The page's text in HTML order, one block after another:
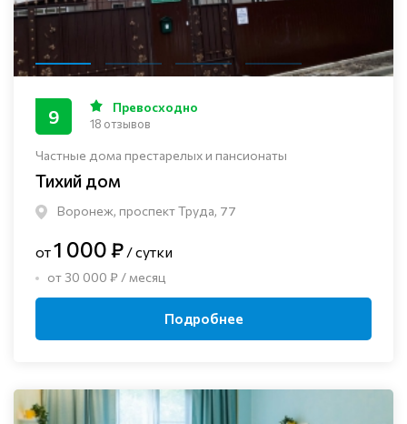
Частные дома престарелых и пансионаты
Тихий дом
Воронеж, проспект Труда, 77
9 Превосходно
18 отзывов
от1 000 ₽ / сутки
от 30 000 ₽ / месяц
Подробнее